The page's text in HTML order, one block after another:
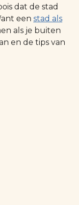
dat de stad
een stad als
als je buiten
en de tips van